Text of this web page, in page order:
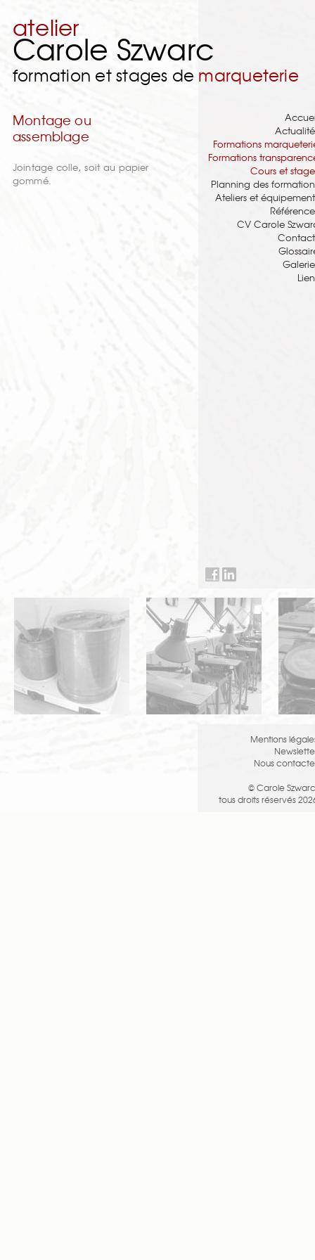
atelier
Carole Szwarc
formation et stages de marqueterie
Montage ou
assemblage
Jointage colle, soit au papier
gommé.
Formations
Formations
Cours et
Planning des
Ateliers et
CV Carole
Mentions
Nous
© Carole
tous droits réservés